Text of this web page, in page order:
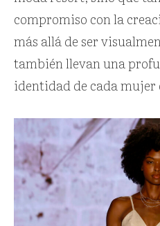
compromiso con la
más allá de ser
también llevan una
identidad de cada mujer